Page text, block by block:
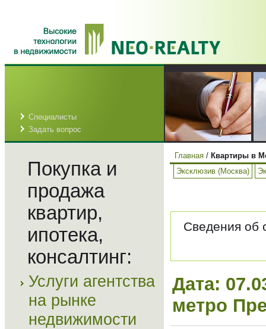
Специалисты
Задать вопрос
Покупка и
продажа
квартир,
ипотека,
консалтинг:
Услуги агентства
на рынке
недвижимости
Главная / Квартиры в
Эксклюзив (Москва)
Сведения об
Дата:
метро